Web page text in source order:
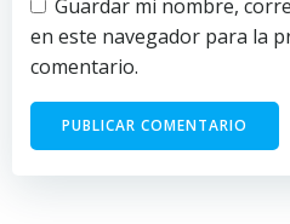
Guardar mi nombre,
en este navegador para la
comentario.